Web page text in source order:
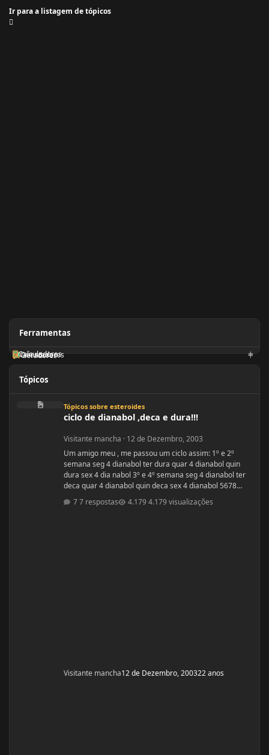
Ir para a listagem de tópicos
Ferramentas
Geradores
Orientadores
Calculadoras
Tópicos
ciclo de dianabol ,deca e dura!!!
Tópicos sobre esteroides
ciclo de dianabol ,deca e dura!!!
Visitante mancha · 12 de Dezembro, 2003
Um amigo meu , me passou um ciclo assim: 1º e 2º
semana seg 4 dianabol ter dura quar 4 dianabol quin
dura sex 4 dia nabol 3º e 4º semana seg 4 dianabol ter
deca quar 4 dianabol quin deca sex 4 dianabol 5678
seman vou partir para definição com outros anabolicos.
PERGUNTAS : 1 - GOSTARIA DE SABER A OPNIÃO DE
7 respostas 4.179 visualizações
Visitante mancha12 de Dezembro, 200322 anos